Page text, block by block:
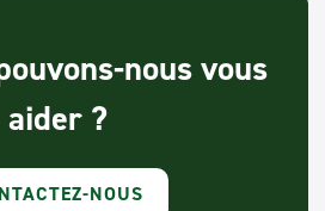
nous vous
aider ?
NOUS